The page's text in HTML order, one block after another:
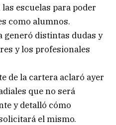
escuelas para poder
como alumnos.
generó distintas dudas y
y los profesionales
de la cartera aclaró ayer
que no será
y detalló cómo
el mismo.